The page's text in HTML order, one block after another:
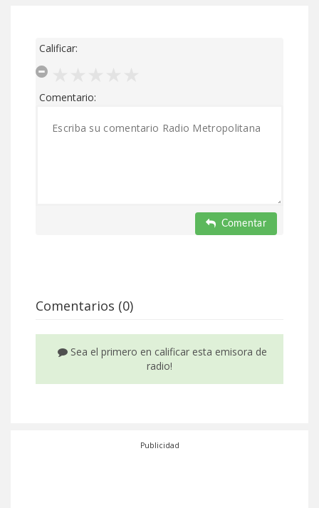
Calificar:
Comentario:
Comentar
Comentarios (0)
Sea el primero en calificar esta emisora de
radio!
Publicidad